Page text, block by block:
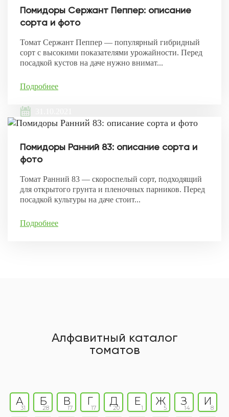
Помидоры Сержант Пеппер: описание
сорта и фото
Томат Сержант Пеппер — популярный гибридный
сорт с высокими показателями урожайности. Перед
посадкой кустов на даче нужно внимат...
Подробнее
Помидоры Ранний 83: описание сорта и
фото
Томат Ранний 83 — скороспелый сорт, подходящий
для открытого грунта и пленочных парников. Перед
посадкой культуры на даче стоит...
Подробнее
Алфавитный каталог
томатов
А
31
Б
28
В
17
Г
17
Д
20
Е
1
Ж
5
З
14
И
8